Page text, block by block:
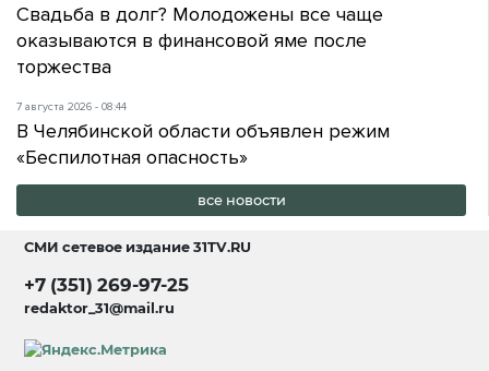
Свадьба в долг? Молодожены все чаще
оказываются в финансовой яме после
торжества
7 августа 2026 - 08:44
В Челябинской области объявлен режим
«Беспилотная опасность»
все новости
СМИ сетевое издание31TV.RU
+7 (351) 269-97-25
redaktor_31@mail.ru